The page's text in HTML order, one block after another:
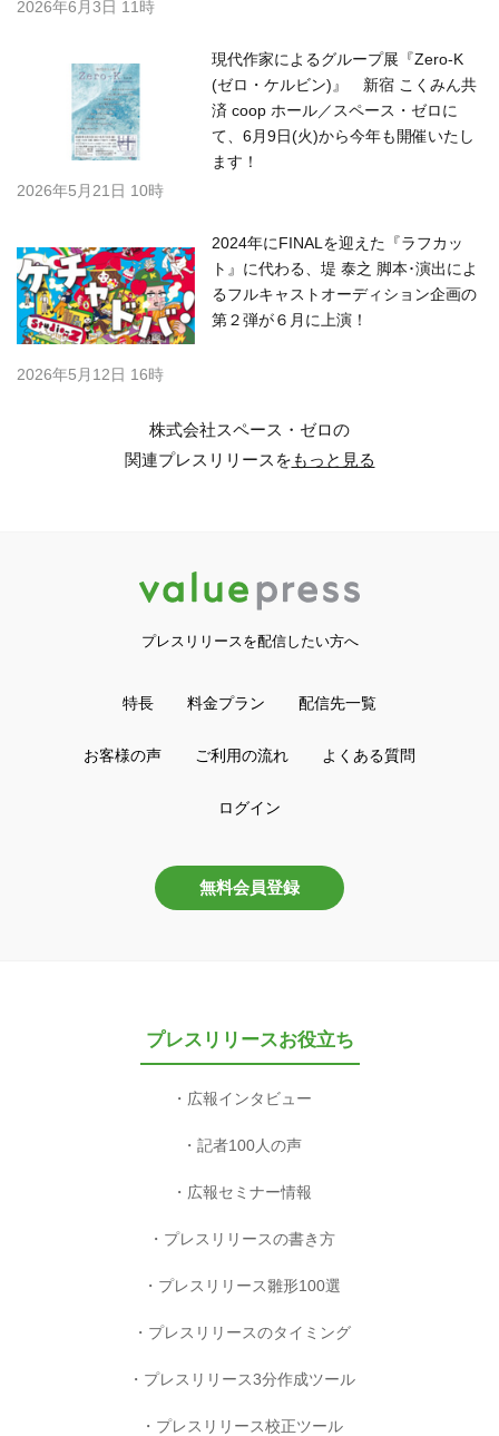
2026年6月3日 11時
現代作家によるグループ展『Zero-K
(ゼロ・ケルビン)』 新宿 こくみん共
済 coop ホール／スペース・ゼロに
て、6月9日(火)から今年も開催いたし
ます！
2026年5月21日 10時
2024年にFINALを迎えた『ラフカッ
ト』に代わる、堤 泰之 脚本･演出によ
るフルキャストオーディション企画の
第２弾が６月に上演！
2026年5月12日 16時
株式会社スペース・ゼロの
関連プレスリリースをもっと見る
プレスリリースを配信したい方へ
特長 料金プラン 配信先一覧
お客様の声 ご利用の流れ よくある質問
ログイン
無料会員登録
プレスリリースお役立ち
広報インタビュー
記者100人の声
広報セミナー情報
プレスリリースの書き方
プレスリリース雛形100選
プレスリリースのタイミング
プレスリリース3分作成ツール
プレスリリース校正ツール